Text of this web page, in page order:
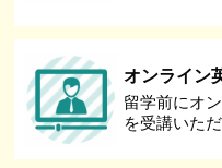
オンライン
留学前にオ
を受講いただ